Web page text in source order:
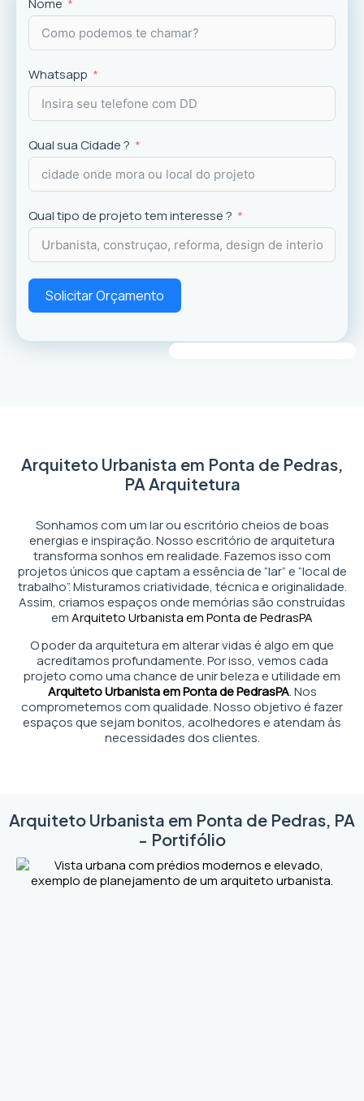
experiência dos usuários.
Nome
Whatsapp
Qual sua Cidade ?
Qual tipo de projeto tem interesse ?
Solicitar Orçamento
Arquiteto Urbanista em Ponta de Pedras,
PA Arquitetura
Sonhamos com um lar ou escritório cheios de boas
energias e inspiração. Nosso escritório de arquitetura
transforma sonhos em realidade. Fazemos isso com
projetos únicos que captam a essência de “lar” e “local de
trabalho”. Misturamos criatividade, técnica e originalidade.
Assim, criamos espaços onde memórias são construídas
emArquiteto Urbanista em Ponta de PedrasPA
O poder da arquitetura em alterar vidas é algo em que
acreditamos profundamente. Por isso, vemos cada
projeto como uma chance de unir beleza e utilidade em
Arquiteto Urbanista em Ponta de PedrasPA. Nos
comprometemos com qualidade. Nosso objetivo é fazer
espaços que sejam bonitos, acolhedores e atendam às
necessidades dos clientes.
Arquiteto Urbanista em Ponta de Pedras, PA
- Portifólio